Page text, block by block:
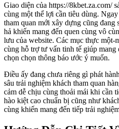
Giao diện của https://8kbet.za.com/
cùng một thể lợi cần tiêu dùng.
tham quan mới xây dựng cũng đang
hả khiến mang đến quen cùng vô
lưu của website. Các mục thực một-
cùng hỗ trợ tư vấn tinh tế giúp mang
chọn chọn thông báo ước ý muốn.
Điều ấy đang chưa riêng gì phát
sâu trải nghiệm khách tham quan
cảm dễ chịu cùng thoải mái khi cần
hào kiệt cao chuẩn bị cũng như
cùng khiến mang đến tiếp trải